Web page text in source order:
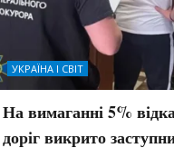
УКРАЇНА І СВІТ
На вимаганні 5%
доріг викрито